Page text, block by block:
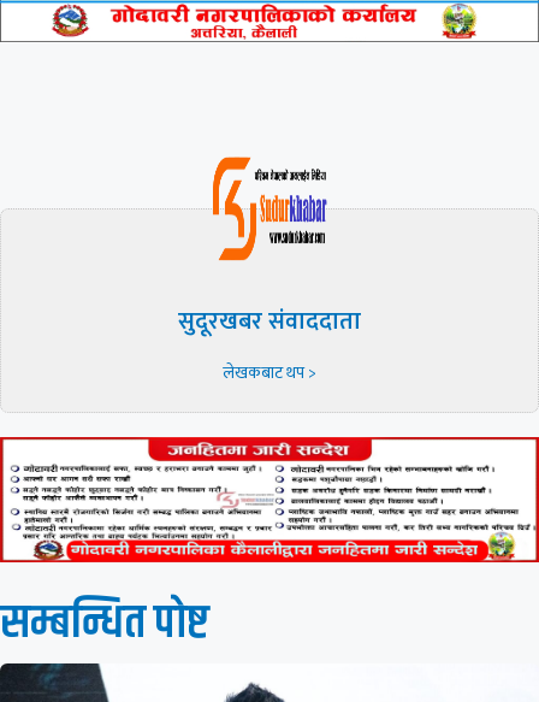
सुदूरखबर संवाददाता
लेखकबाट थप >
सम्बन्धित पाेष्ट